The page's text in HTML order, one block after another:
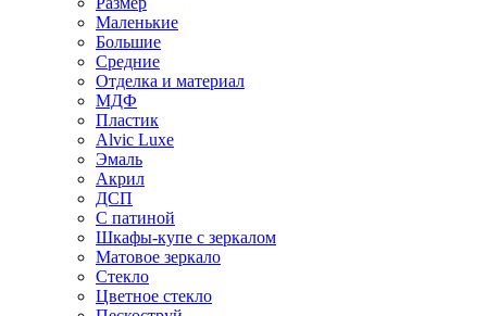
Маленькие
Большие
Средние
Отделка и материал
МДФ
Пластик
Alvic Luxe
Эмаль
Акрил
ДСП
С патиной
Шкафы-купе с зеркалом
Матовое зеркало
Стекло
Цветное стекло